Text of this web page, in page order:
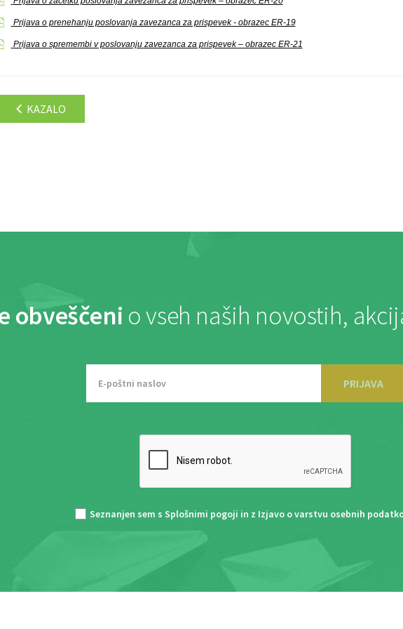
Prijava o prenehanju poslovanja zavezanca za prispevek - obrazec ER-19
Prijava o spremembi v poslovanju zavezanca za prispevek – obrazec ER-21
KAZALO
obveščeni o vseh naših novostih,
PRIJAVA
Seznanjen sem s Splošnimi pogoji in z Izjavo o varstvu osebnih